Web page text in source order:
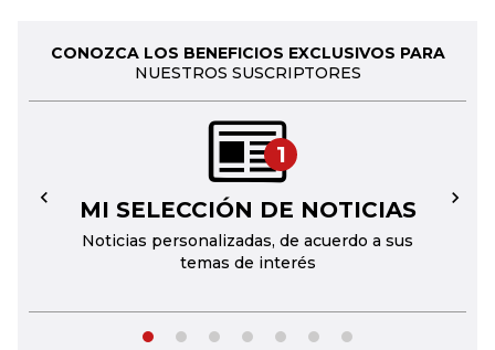
CONOZCA LOS BENEFICIOS EXCLUSIVOS PARA
NUESTROS SUSCRIPTORES
1
MI SELECCIÓN DE NOTICIAS
Noticias personalizadas, de acuerdo a sus
temas de interés
← →